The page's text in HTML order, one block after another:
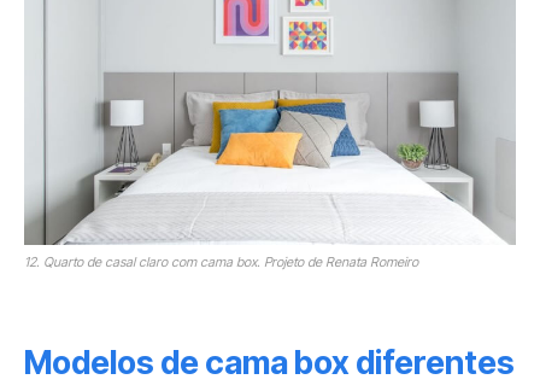
12. Quarto de casal claro com cama box. Projeto de Renata Romeiro
Modelos de cama box diferentes